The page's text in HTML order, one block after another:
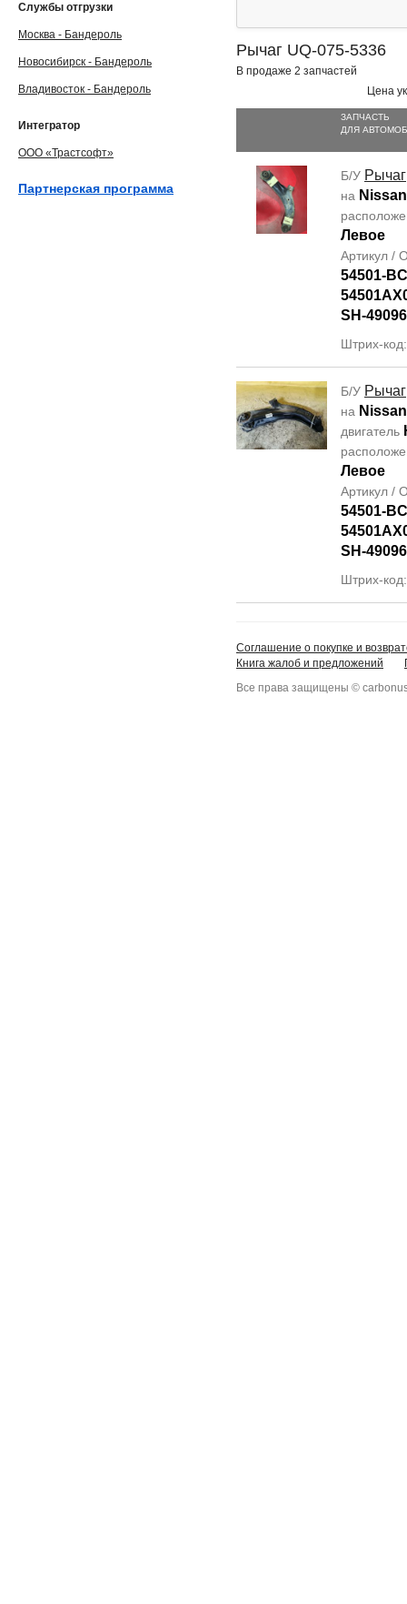
Рычаг UQ-075-5336
В продаже 2 запчастей
Цена
ЗАПЧАСТЬ
ДЛЯ
Б/У Рычаг
на
Левое
Артикул /
54501-
SH-
Штрих-
Б/У Рычаг
на
двигатель
Левое
Артикул /
54501-
SH-
Штрих-
Службы отгрузки
Москва - Бандероль
Новосибирск - Бандероль
Владивосток - Бандероль
Интегратор
ООО «Трастсофт»
Партнерская программа
Соглашение о покупке и
Книга жалоб и предложений
Все права защищены ©